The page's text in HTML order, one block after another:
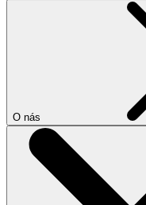
O nás